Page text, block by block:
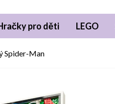
pro děti LEGO
Spider-Man